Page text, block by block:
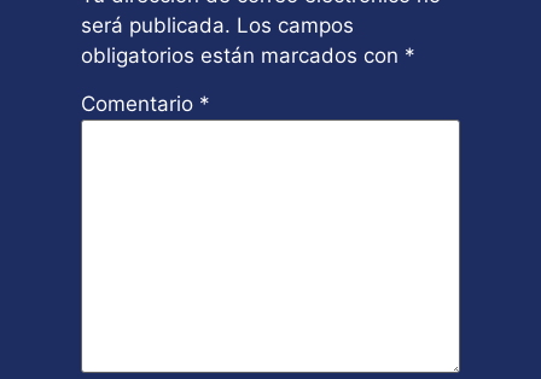
será publicada. Los campos
obligatorios están marcados con *
Comentario *